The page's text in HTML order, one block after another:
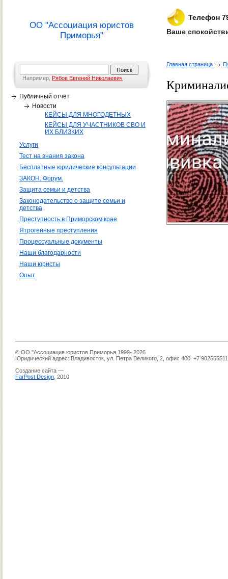
ОО "Ассоциация юристов
Приморья"
Телефон
Ваше
Например, Рябов Евгений Николаевич
Публичный отчёт
Новости
КЕЙСЫ ДЛЯ МНОГОДЕТНЫХ
КЕЙСЫ ДЛЯ УЧАСТНИКОВ СВО И
ИХ БЛИЗКИХ
Услуги
Тест на знания закона
Бесплатные юридические консультации
ЗАКОН. Форум.
Защита семьи и детства
Законодательство о защите семьи и
детства
Преступность в Приморском крае
Ятрогенные преступления
Процессуальные документы
Наши благодарности
Наши юристы
Опыт
Главная страница
© ОО "Ассоциация юристов Приморья.1999- 2026
Юридический адрес: Владивосток, ул. Петра Великого, 2, офис 400. +7
Создание сайта —
FarPost Design , 2010